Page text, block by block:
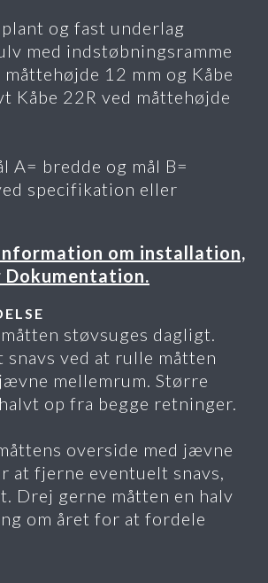
og fast underlag
med indstøbningsramme
måttehøjde 12 mm og Kåbe
Kåbe 22R ved måttehøjde
A= bredde og mål B=
specifikation eller
om installation,
Dokumentation.
støvsuges dagligt.
snavs ved at rulle måtten
mellemrum. Større
op fra begge retninger.
overside med jævne
at fjerne eventuelt snavs,
Drej gerne måtten en halv
om året for at fordele